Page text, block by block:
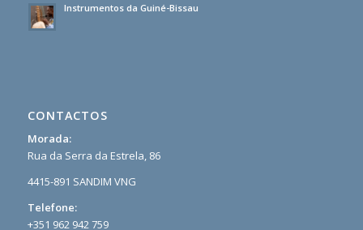
Instrumentos da Guiné-Bissau
CONTACTOS
Morada:
Rua da Serra da Estrela, 86
4415-891 SANDIM VNG
Telefone:
+351 962 942 759